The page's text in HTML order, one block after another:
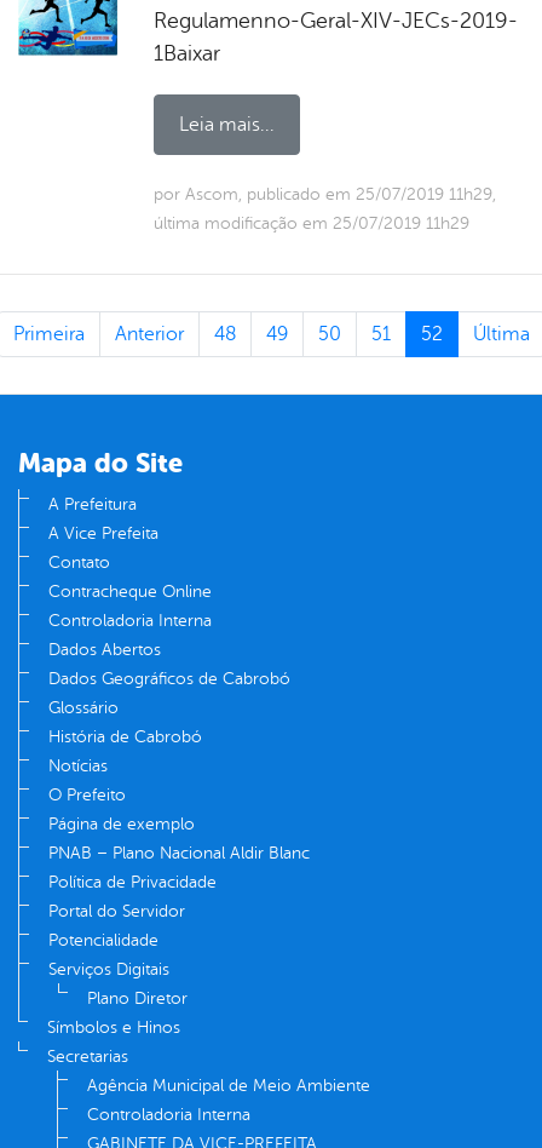
Regulamenno-Geral-XIV-JECs-2019-
1Baixar
Leia mais...
por Ascom, publicado em 25/07/2019 11h29,
última modificação em 25/07/2019 11h29
Primeira Anterior 48 49 50 51 52 Última
Mapa do Site
A Prefeitura
A Vice Prefeita
Contato
Contracheque Online
Controladoria Interna
Dados Abertos
Dados Geográficos de Cabrobó
Glossário
História de Cabrobó
Notícias
O Prefeito
Página de exemplo
PNAB – Plano Nacional Aldir Blanc
Política de Privacidade
Portal do Servidor
Potencialidade
Serviços Digitais
Plano Diretor
Símbolos e Hinos
Secretarias
Agência Municipal de Meio Ambiente
Controladoria Interna
GABINETE DA VICE-PREFEITA